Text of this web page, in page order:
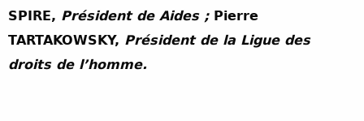
SPIRE, Président de Aides ; Pierre
TARTAKOWSKY, Président de la Ligue des
droits de l’homme.